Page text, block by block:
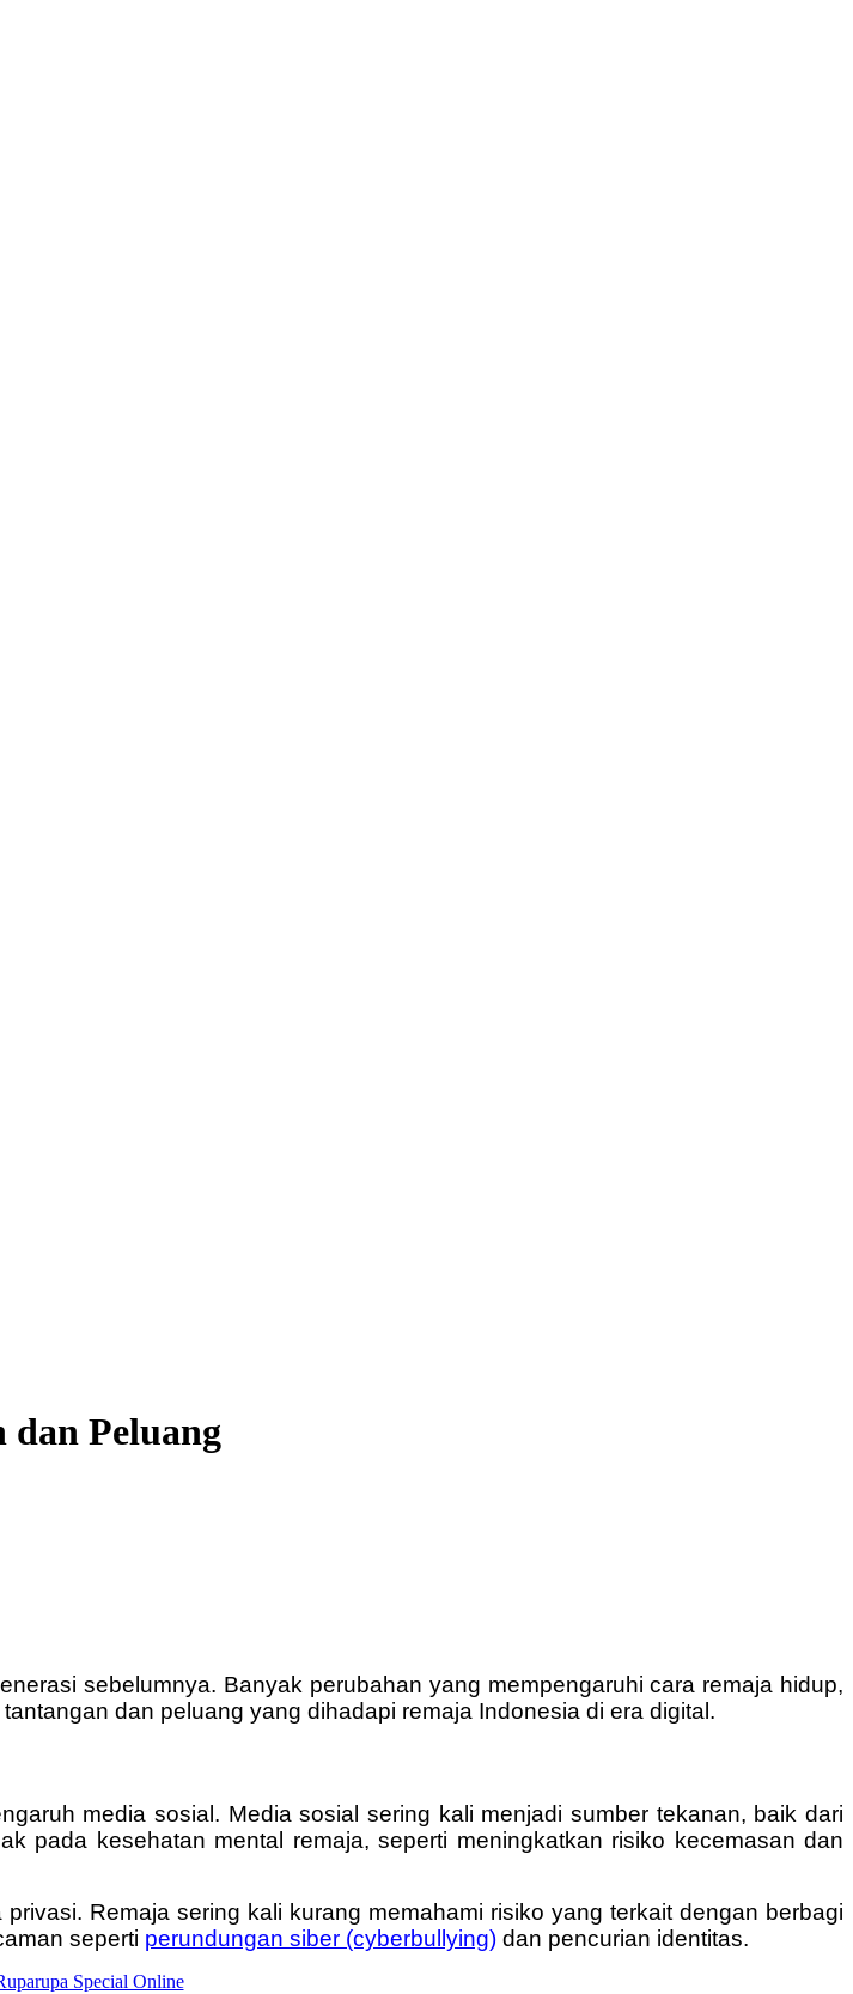
Peluang
sebelumnya. Banyak perubahan yang mempengaruhi cara remaja hidup,
dan peluang yang dihadapi remaja Indonesia di era digital.
media sosial. Media sosial sering kali menjadi sumber tekanan, baik dari
pada kesehatan mental remaja, seperti meningkatkan risiko kecemasan dan
Remaja sering kali kurang memahami risiko yang terkait dengan berbagi
seperti perundungan siber (cyberbullying) dan pencurian identitas.